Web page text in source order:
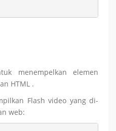
menempelkan elemen
HTML .
Flash video yang di-
web: